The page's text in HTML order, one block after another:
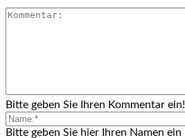
Bitte geben Sie Ihren Kommentar ein!
Bitte geben Sie hier Ihren Namen ein